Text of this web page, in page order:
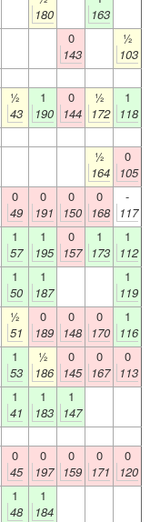
180
163
0
143
½
103
½
43
1
190
0
144
½
172
1
118
½
164
0
105
0
49
0
191
0
150
0
168
-
117
1
57
1
195
0
157
1
173
1
112
1
50
1
187
1
119
½
51
0
189
0
148
0
170
1
116
1
53
½
186
0
145
0
167
0
113
1
41
1
183
1
147
0
45
0
197
0
159
0
171
0
120
1
48
1
184